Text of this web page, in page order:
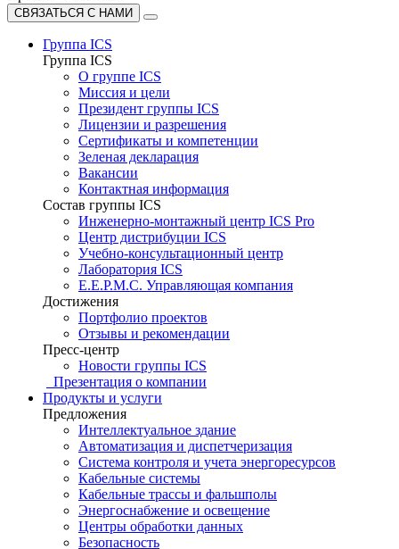
СВЯЗАТЬСЯ С НАМИ
Группа ICS
Группа ICS
О группе ICS
Миссия и цели
Президент группы ICS
Лицензии и разрешения
Сертификаты и компетенции
Зеленая декларация
Вакансии
Контактная информация
Состав группы ICS
Инженерно-монтажный центр ICS Pro
Центр дистрибуции ICS
Учебно-консультационный центр
Лаборатория ICS
E.E.P.M.C. Управляющая компания
Достижения
Портфолио проектов
Отзывы и рекомендации
Пресс-центр
Новости группы ICS
Презентация о компании
Продукты и услуги
Предложения
Интеллектуальное здание
Автоматизация и диспетчеризация
Система контроля и учета энергоресурсов
Кабельные системы
Кабельные трассы и фальшполы
Энергоснабжение и освещение
Центры обработки данных
Безопасность